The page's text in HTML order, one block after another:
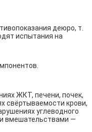
деюро, т.
испытания на
ЖКТ, печени, почек,
свёртываемости крови,
углеводного
вмешательствами —